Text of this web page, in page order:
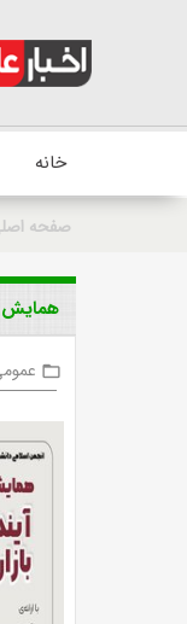
خانه
صفحه
همایش
folder_open